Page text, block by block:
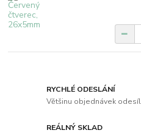
RYCHLÉ ODESLÁNÍ
Většinu objednávek
REÁLNÝ SKLAD